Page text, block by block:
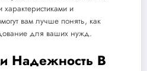
характеристиками и
вам лучше понять, как
для ваших нужд.
Надежность В